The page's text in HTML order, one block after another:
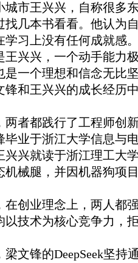
城市王兴兴，自称很多
找几本书看看。他认为
学习上没有任何成就感。
王兴兴，一个动手能力
是一个理想和信念无比坚
锋和王兴兴的成长经历
两者都践行了工程师创
毕业于浙江大学信息与
兴兴就读于浙江理工大
机械腿，并因机器狗项
在创业理念上，两人都
以技术为核心竞争力，
梁文锋的DeepSeek坚持